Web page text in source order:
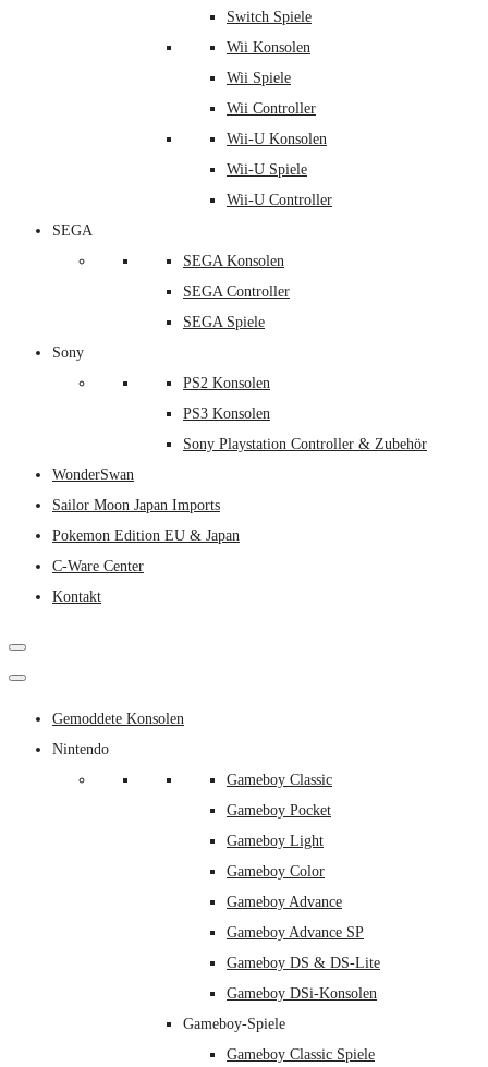
Switch Spiele
Wii Konsolen
Wii Spiele
Wii Controller
Wii-U Konsolen
Wii-U Spiele
Wii-U Controller
SEGA
SEGA Konsolen
SEGA Controller
SEGA Spiele
Sony
PS2 Konsolen
PS3 Konsolen
Sony Playstation Controller & Zubehör
WonderSwan
Sailor Moon Japan Imports
Pokemon Edition EU & Japan
C-Ware Center
Kontakt
Gemoddete Konsolen
Nintendo
Gameboy Classic
Gameboy Pocket
Gameboy Light
Gameboy Color
Gameboy Advance
Gameboy Advance SP
Gameboy DS & DS-Lite
Gameboy DSi-Konsolen
Gameboy-Spiele
Gameboy Classic Spiele